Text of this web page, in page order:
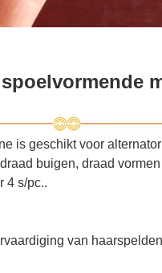
is geschikt voor
buigen, draad
4 s/pc..
van